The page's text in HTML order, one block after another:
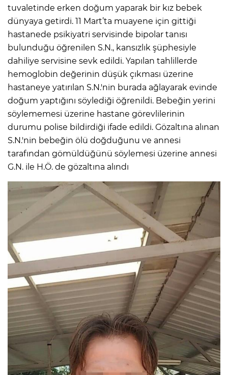
tuvaletinde erken doğum yaparak bir kız bebek
dünyaya getirdi. 11 Mart’ta muayene için gittiği
hastanede psikiyatri servisinde bipolar tanısı
bulunduğu öğrenilen S.N., kansızlık şüphesiyle
dahiliye servisine sevk edildi. Yapılan tahlillerde
hemoglobin değerinin düşük çıkması üzerine
hastaneye yatırılan S.N.'nin burada ağlayarak evinde
doğum yaptığını söylediği öğrenildi. Bebeğin yerini
söylememesi üzerine hastane görevlilerinin
durumu polise bildirdiği ifade edildi. Gözaltına alınan
S.N.'nin bebeğin ölü doğduğunu ve annesi
tarafından gömüldüğünü söylemesi üzerine annesi
G.N. ile H.Ö. de gözaltına alındı